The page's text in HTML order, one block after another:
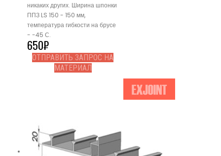
никаких других. Ширина шпонки
ППЗ LS 150 - 150 мм,
температура гибкости на брусе
- -45 С.
650₽
ОТПРАВИТЬ ЗАПРОС НА
МАТЕРИАЛ